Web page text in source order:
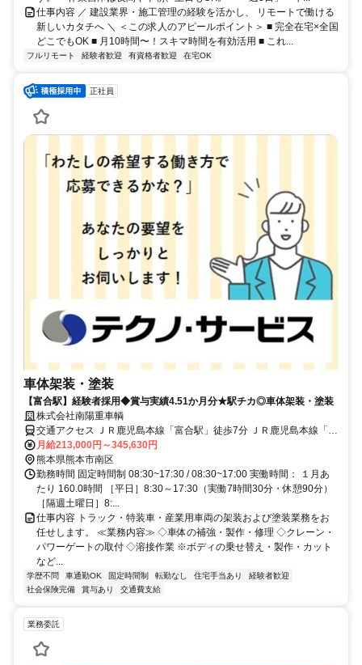
仕事内容 ／ 建設業界・施工管理の経験を活かし、 リモートで働ける
新しいカタチへ ＼ ＜この求人のアピールポイント＞ ■ 完全在宅×全国
どこでもOK ■ 月10時間〜！スキマ時間を有効活用 ■ これ...
フルリモート 経験者歓迎 有資格者歓迎 在宅OK
正社員
車体架装・塗装
【富合駅】経験者採用◆賞与実績4.51か月分★駅チカ◎車体架装・塗装
株式会社南陽重車輌
交通アクセス ＪＲ鹿児島本線「富合駅」徒歩7分 ＪＲ鹿児島本線「宇
土駅」車5分 ＪＲ鹿児島本線「川尻駅」車12分 通勤方法：車OK ※無
料の駐車場あり
月給213,000円～345,630円
熊本県熊本市南区
勤務時間 固定時間制 08:30~17:30 / 08:30~17:00 実働時間： １月あ
たり 160.0時間 ［平日］8:30～17:30（実働7時間30分・休憩90分）
［隔週土曜日］8:...
仕事内容 トラック・特装車・産業用車両の架装および塗装業務をお
任せします。 ≪業務内容≫ ◇車体の補強・製作・修理 ◇クレーン・
パワーゲートの取付 ◇溶接作業 ※ボディの乗せ替え・製作・カット
など...
学歴不問 車通勤OK 固定時間制 転勤なし 住宅手当あり
経験者歓迎
社会保険完備
賞与あり 交通費支給
業務委託